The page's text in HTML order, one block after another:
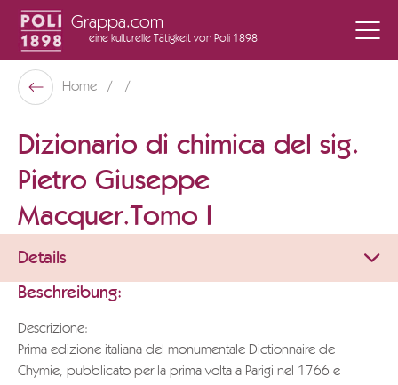
Grappa.com
eine kulturelle Tätigkeit von Poli 1898
Poli Museo Della Grappa
Zurück
Home
Dizionario di chimica del sig.
Pietro Giuseppe
Macquer.Tomo I
Details
Beschreibung:
Descrizione:
Prima edizione italiana del monumentale Dictionnaire de
Chymie, pubblicato per la prima volta a Parigi nel 1766 e